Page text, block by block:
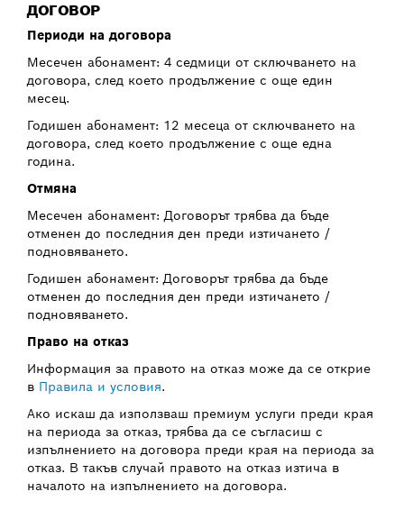
ДОГОВОР
Периоди на договора
Месечен абонамент: 4 седмици от сключването на
договора, след което продължение с още един
месец.
Годишен абонамент: 12 месеца от сключването на
договора, след което продължение с още една
година.
Отмяна
Месечен абонамент: Договорът трябва да бъде
отменен до последния ден преди изтичането /
подновяването.
Годишен абонамент: Договорът трябва да бъде
отменен до последния ден преди изтичането /
подновяването.
Право на отказ
Информация за правото на отказ може да се открие
в Правила и условия.
Ако искаш да използваш премиум услуги преди края
на периода за отказ, трябва да се съгласиш с
изпълнението на договора преди края на периода за
отказ. В такъв случай правото на отказ изтича в
началото на изпълнението на договора.